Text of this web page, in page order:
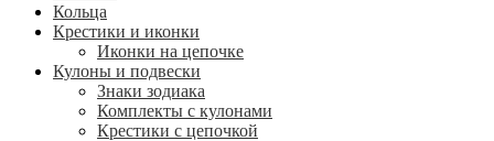
Кольца
Крестики и иконки
Иконки на цепочке
Кулоны и подвески
Знаки зодиака
Комплекты с кулонами
Крестики с цепочкой